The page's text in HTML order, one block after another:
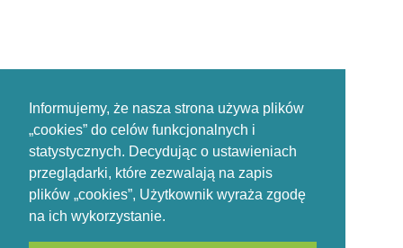
Informujemy, że nasza strona używa plików
„cookies” do celów funkcjonalnych i
statystycznych. Decydując o ustawieniach
przeglądarki, które zezwalają na zapis
plików „cookies”, Użytkownik wyraża zgodę
na ich wykorzystanie.